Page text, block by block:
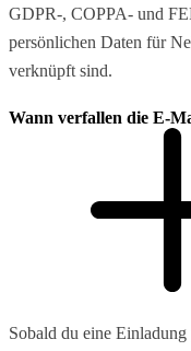
GDPR-, COPPA- und
persönlichen Daten für
verknüpft sind.
Wann verfallen die E-
Sobald du eine